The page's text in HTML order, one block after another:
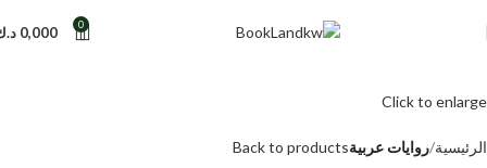
0
0,000
Click to enlarge
الرئيسية روايات عربيةBack to products